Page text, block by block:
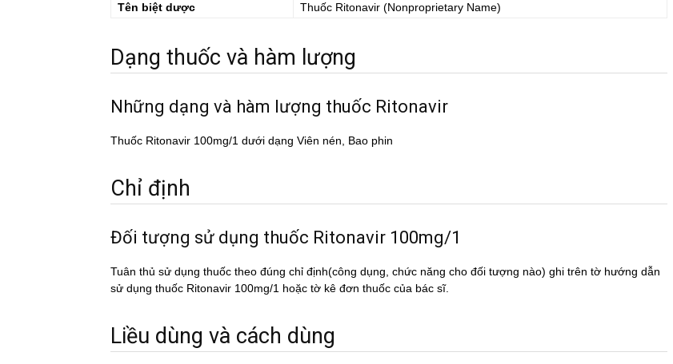
Tên biệt dược
Thuốc Ritonavir (Nonproprietary Name)
Dạng thuốc và hàm lượng
Những dạng và hàm lượng thuốc Ritonavir
Thuốc Ritonavir 100mg/1 dưới dạng Viên nén, Bao phin
Chỉ định
Đối tượng sử dụng thuốc Ritonavir 100mg/1
Tuân thủ sử dụng thuốc theo đúng chỉ định(công dụng, chức năng cho đối tượng nào) ghi trên tờ hướng dẫn
sử dụng thuốc Ritonavir 100mg/1 hoặc tờ kê đơn thuốc của bác sĩ.
Liều dùng và cách dùng